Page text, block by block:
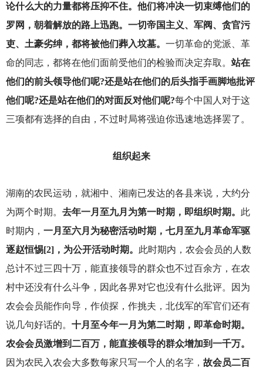
论什么大的力量都将压抑不住。他们将冲决一切束缚他们的
罗网，朝着解放的路上迅跑。一切帝国主义、军阀、贪官污
吏、土豪劣绅，都将被他们葬入坟墓。 一切革命的党派、革
命的同志，都将在他们面前受他们的检验而决定弃取。 站在
他们的前头领导他们呢?还是站在他们的后头指手画脚地批评
他们呢?还是站在他们的对面反对他们呢?每个中国人对于这
三项都有选择的自由，不过时局将强迫你迅速地选择罢了。
组织起来
湖南的农民运动，就湘中、湘南已发达的各县来说，大约分
为两个时期。 去年一月至九月为第一时期，即组织时期。 此
时期内， 一月至六月为秘密活动时期，七月至九月革命军驱
逐赵恒惕[2]，为公开活动时期。 此时期内，农会会员的人数
总计不过三四十万，能直接领导的群众也不过百余方，在农
村中还没有什么斗争，因此各界对它也没有什么批评。因为
农会会员能作向导，作侦探，作挑夫，北伐军的军官们还有
说几句好话的。 十月至今年一月为第二时期，即革命时期。
农会会员激增到二百万，能直接领导的群众增加到一千万。
因为农民入农会大多数每家只写一个人的名字， 故会员二百